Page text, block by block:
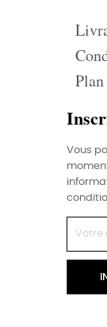
Vous